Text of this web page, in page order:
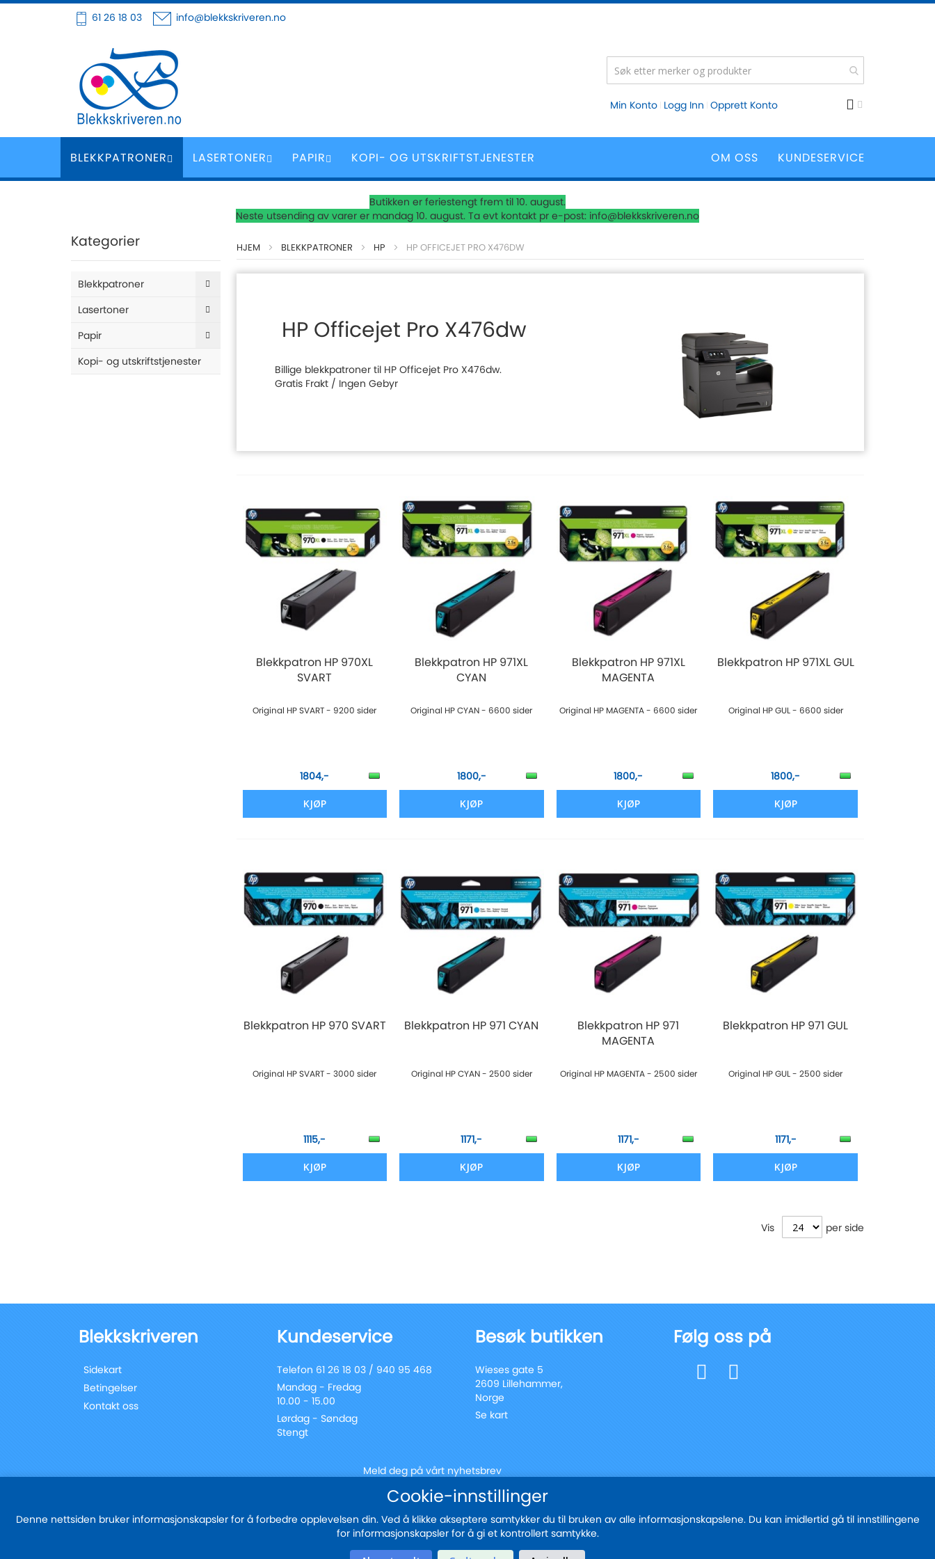
Hoppe
innhold
61 26 18 03 info@blekkskriveren.no
Min Konto Logg Inn Opprett Konto
BLEKKPATRONER LASERTONER PAPIR KOPI- OG UTSKRIFTSTJENESTER KUNDESERVICE
OM OSS
Butikken er feriestengt frem til 10. august.
Neste utsending av varer er mandag 10. august. Ta evt kontakt pr e-post: info@blekkskriveren.no
HJEM BLEKKPATRONER HP HP OFFICEJET PRO X476DW
HP Officejet Pro X476dw
Billige blekkpatroner til HP Officejet Pro X476dw.
Gratis Frakt / Ingen Gebyr
Blekkpatron HP 970XL
SVART
Original HP SVART - 9200 sider
1804,-
KJØP
Blekkpatron HP 971XL
CYAN
Original HP CYAN - 6600 sider
1800,-
KJØP
Blekkpatron HP 971XL
MAGENTA
Original HP MAGENTA - 6600 sider
1800,-
KJØP
Blekkpatron HP 971XL GUL
Original HP GUL - 6600 sider
1800,-
KJØP
Blekkpatron HP 970 SVART
Original HP SVART - 3000 sider
1115,-
KJØP
Blekkpatron HP 971 CYAN
Original HP CYAN - 2500 sider
1171,-
KJØP
Blekkpatron HP 971
MAGENTA
Original HP MAGENTA - 2500 sider
1171,-
KJØP
Blekkpatron HP 971 GUL
Original HP GUL - 2500 sider
1171,-
KJØP
Vis per side
Kategorier
Blekkpatroner
Lasertoner
Papir
Kopi- og utskriftstjenester
Blekkskriveren
Sidekart
Betingelser
Kontakt oss
Kundeservice
Telefon 61 26 18 03 / 940 95 468
Mandag - Fredag
10.00 - 15.00
Lørdag - Søndag
Stengt
Besøk butikken
Wieses gate 5
2609 Lillehammer,
Norge
Se kart
Følg oss på
Meld deg på vårt nyhetsbrev
Registrer
for
vårt
nyhetsbrev:
Send
Sikker betaling med
Cookie-innstillinger
Denne nettsiden bruker informasjonskapsler for å forbedre opplevelsen din. Ved å klikke akseptere samtykker du til bruken av alle informasjonskapslene. Du kan imidlertid gå til innstillingene
for informasjonskapsler for å gi et kontrollert samtykke.